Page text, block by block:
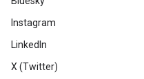
Instagram
LinkedIn
X (Twitter)